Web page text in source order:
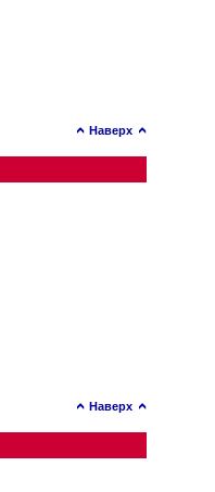
Наверх
Наверх